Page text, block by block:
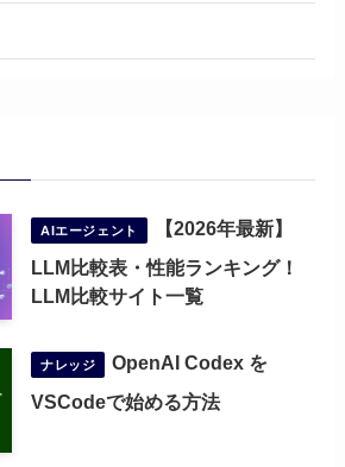
AIエージェント
【2026年最新】
LLM比較表・性能ランキング！
LLM比較サイト一覧
ナレッジ
OpenAI Codex を
VSCodeで始める方法